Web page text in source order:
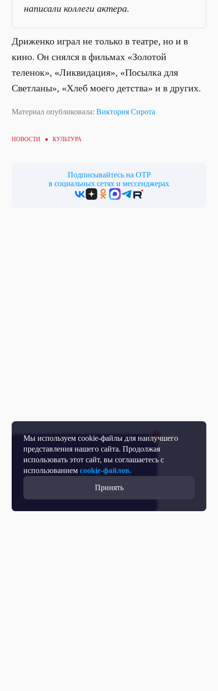
Мы используем cookie-файлы для наилучшего
представления нашего сайта. Продолжая
использовать этот сайт, вы соглашаетесь с
использованием cookie-файлов.
Принять
написали коллеги актера.
Дриженко играл не только в театре, но и в
кино. Он снялся в фильмах «Золотой
теленок», «Ликвидация», «Посылка для
Светланы», «Хлеб моего детства» и в других.
Материал опубликовала: Виктория Сирота
НОВОСТИ ● КУЛЬТУРА
Подписывайтесь на ОТР
в социальных сетях и мессенджерах